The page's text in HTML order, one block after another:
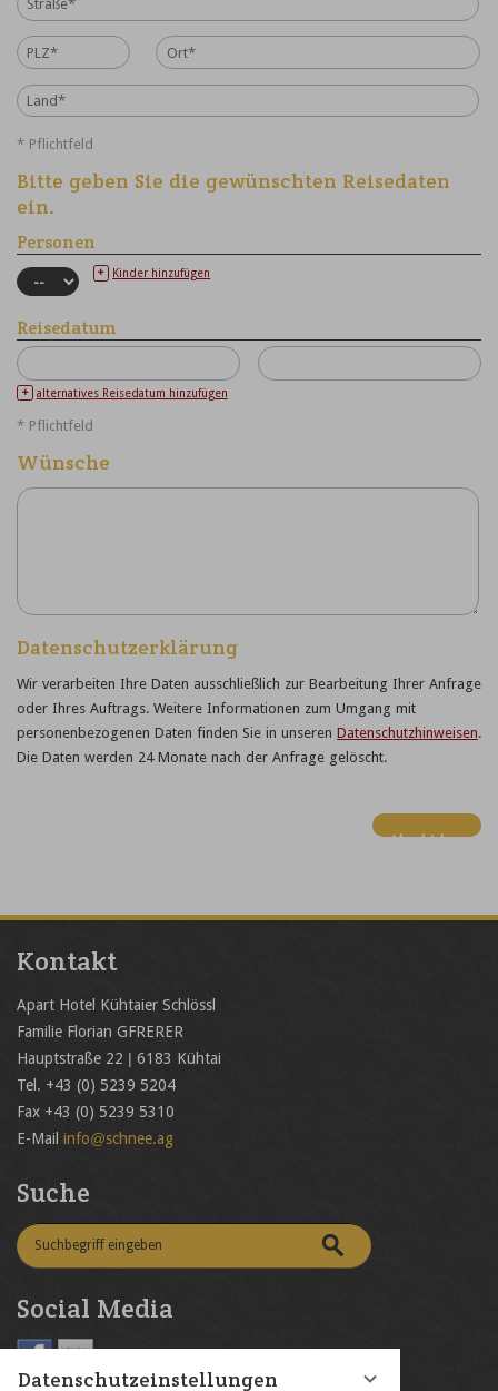
Datenschutzeinstellungen
* Pflichtfeld
Bitte geben Sie die gewünschten Reisedaten
ein.
Personen
+ Kinder hinzufügen
Reisedatum
+ alternatives Reisedatum hinzufügen
* Pflichtfeld
Wünsche
Datenschutzerklärung
Wir verarbeiten Ihre Daten ausschließlich zur Bearbeitung Ihrer Anfrage
oder Ihres Auftrags. Weitere Informationen zum Umgang mit
personenbezogenen Daten finden Sie in unseren Datenschutzhinweisen.
Die Daten werden 24 Monate nach der Anfrage gelöscht.
Kontakt
Apart Hotel Kühtaier Schlössl
Familie Florian GFRERER
Hauptstraße 22 | 6183 Kühtai
Tel. +43 (0) 5239 5204
Fax +43 (0) 5239 5310
E-Mail info@schnee.ag
Suche
Social Media